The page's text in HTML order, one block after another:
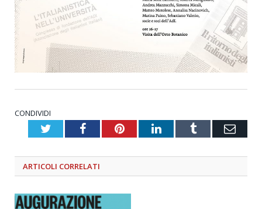
CONDIVIDI
TwitterFacebookPinterestLinkedInTumblr
ARTICOLI CORRELATI